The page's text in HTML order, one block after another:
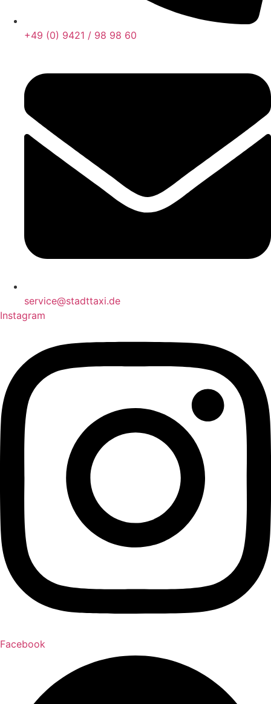
+49 (0) 9421 / 98 98 60
service@stadttaxi.de
Instagram
Facebook